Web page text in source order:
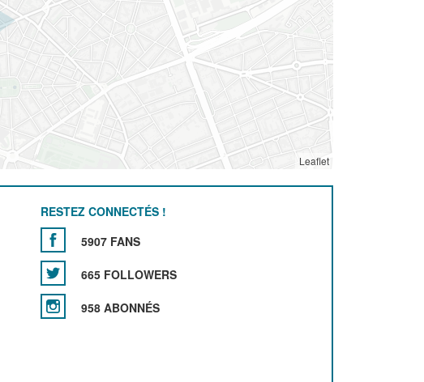
Leaflet
RESTEZ CONNECTÉS !
5907 FANS
665 FOLLOWERS
958 ABONNÉS